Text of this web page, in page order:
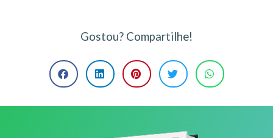
Gostou? Compartilhe!